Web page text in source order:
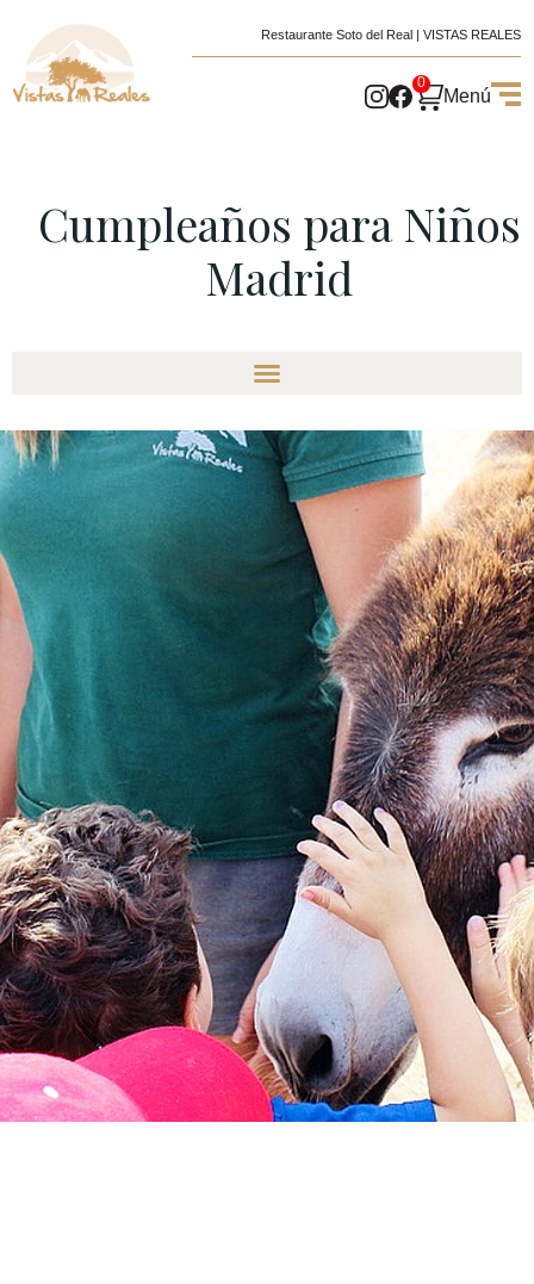
Restaurante Soto del Real | VISTAS REALES
0
Menú
Cumpleaños para Niños
Madrid